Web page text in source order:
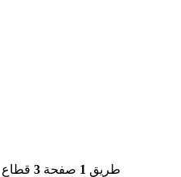
طريق 1 صفحة3 قطاع